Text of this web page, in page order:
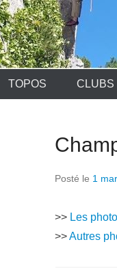
TOPOS CLUBS
Posté le 1
>> Les
>>Autres